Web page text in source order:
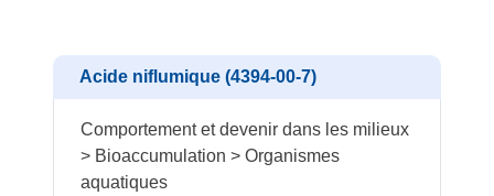
Acide niflumique (4394-00-7)
Comportement et devenir dans les milieux
> Bioaccumulation > Organismes
aquatiques